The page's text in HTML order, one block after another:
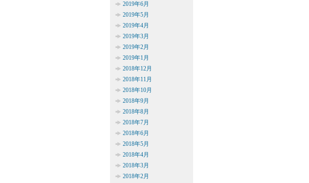
2019年6月
2019年5月
2019年4月
2019年3月
2019年2月
2019年1月
2018年12月
2018年11月
2018年10月
2018年9月
2018年8月
2018年7月
2018年6月
2018年5月
2018年4月
2018年3月
2018年2月